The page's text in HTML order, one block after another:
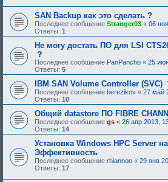
о
б
р
е
н
и
я
SAN Backup как это сделать ?
Последнее сообщение Stranger03 « 06
Ответы: 1
Не могу достать ПО для LSI
о
о
б
щ
е
н
и
е
,
т
р
е
б
у
ю
щ
е
Последнее сообщение PanPancho « 25
Ответы: 5
IBM SAN Volume Controller (SVC)
Последнее сообщение berezikov « 27 май
Ответы: 10
Общий datastore ПО FIBRE
Последнее сообщение gs « 26 апр 2013,
Ответы: 14
Установка Windows HPC Server
Эффективность
Последнее сообщение rhiannon « 29 янв
Ответы: 17